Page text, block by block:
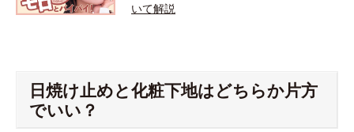
いて解説
日焼け止めと化粧下地はどちらか片方
でいい？